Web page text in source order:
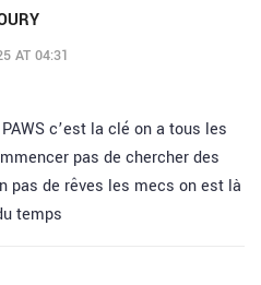
AT 04:31
c’est la clé on a tous les
pas de chercher des
pas de rêves les mecs on est là
temps